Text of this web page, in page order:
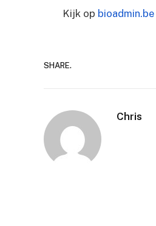
Kijk op bioadmin.be
SHARE.
Chris